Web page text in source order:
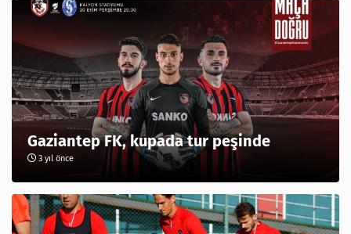
Gaziantep FK, kupada tur peşinde
3 yıl önce